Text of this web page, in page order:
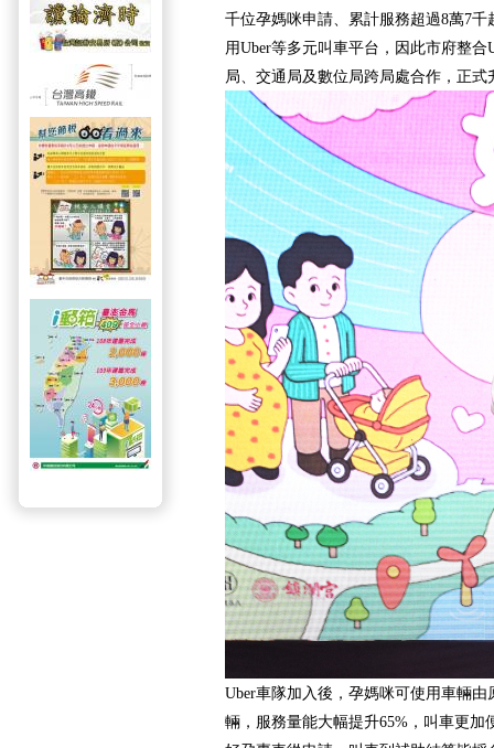
千位孕媽咪申請、累計服務超過8萬7
用Uber等多元叫車平台，因此市府整
局、交通局及數位局跨局處合作，正
Uber車隊加入後，孕媽咪可使用車輛由
輛，服務量能大幅提升65%，叫車更加